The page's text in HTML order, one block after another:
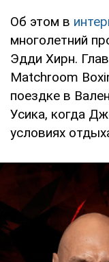
Об этом в
многолетний
Эдди Хирн.
Matchroom
поездке в
Усика, когда
условиях